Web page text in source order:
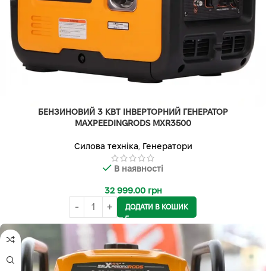
БЕНЗИНОВИЙ 3 КВТ ІНВЕРТОРНИЙ ГЕНЕРАТОР
MAXPEEDINGRODS MXR3500
Силова техніка, Генератори
В наявності
32 999.00 грн
ДОДАТИ В КОШИК